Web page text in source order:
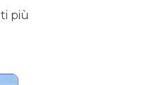
più